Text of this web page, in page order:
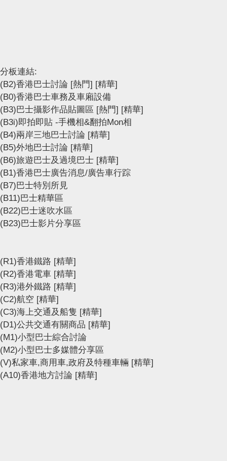
分板連結:
(B2)香港巴士討論 [熱門] [精華]
(B0)香港巴士車務及車廂設備
(B3)巴士攝影作品貼圖區 [熱門] [精華]
(B3i)即拍即貼 -手機相&翻拍Mon相
(B4)兩岸三地巴士討論 [精華]
(B5)外地巴士討論 [精華]
(B6)旅遊巴士及過境巴士 [精華]
(B1)香港巴士廣告消息/廣告車行踪
(B7)巴士特別所見
(B11)巴士精華區
(B22)巴士迷吹水區
(B23)巴士影片分享區
(R1)香港鐵路 [精華]
(R2)香港電車 [精華]
(R3)港外鐵路 [精華]
(C2)航空 [精華]
(C3)海上交通及船隻 [精華]
(D1)公共交通有關商品 [精華]
(M1)小型巴士綜合討論
(M2)小型巴士多媒體分享區
(V)私家車,商用車,政府及特種車輛 [精華]
(A10)香港地方討論 [精華]